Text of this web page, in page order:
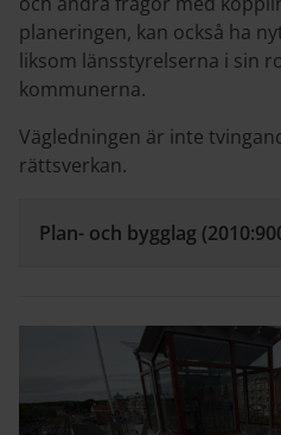
planeringen, kan också ha
liksom länsstyrelserna i sin
kommunerna.
Vägledningen är inte
rättsverkan.
Plan- och bygglag